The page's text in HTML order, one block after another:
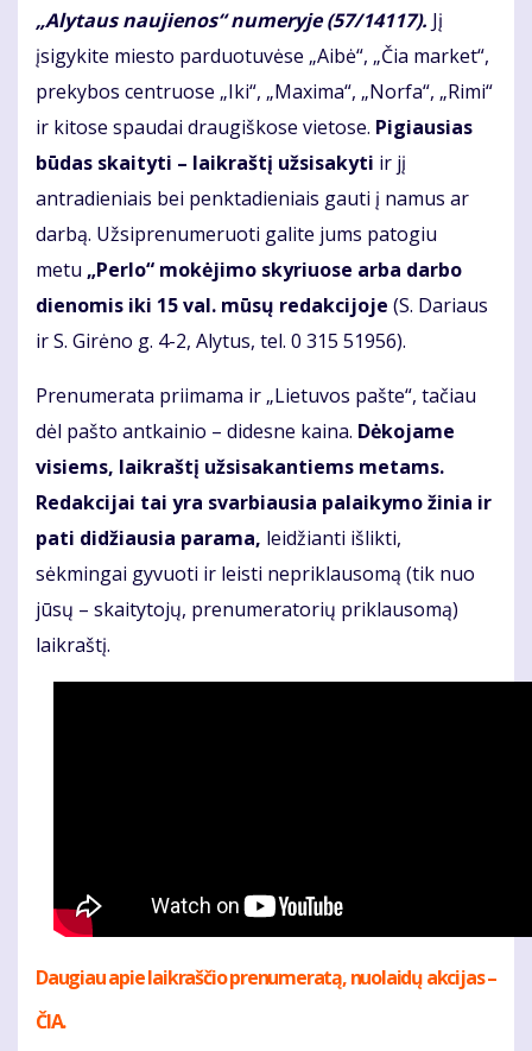
„Alytaus naujienos“ numeryje (57/14117). Jį
įsigykite miesto parduotuvėse „Aibė“, „Čia market“,
prekybos centruose „Iki“, „Maxima“, „Norfa“, „Rimi“
ir kitose spaudai draugiškose vietose. Pigiausias
būdas skaityti – laikraštį užsisakyti ir jį
antradieniais bei penktadieniais gauti į namus ar
darbą. Užsiprenumeruoti galite jums patogiu
metu „Perlo“ mokėjimo skyriuose arba darbo
dienomis iki 15 val. mūsų redakcijoje (S. Dariaus
ir S. Girėno g. 4-2, Alytus, tel. 0 315 51956).
Prenumerata priimama ir „Lietuvos pašte“, tačiau
dėl pašto antkainio – didesne kaina. Dėkojame
visiems, laikraštį užsisakantiems metams.
Redakcijai tai yra svarbiausia palaikymo žinia ir
pati didžiausia parama, leidžianti išlikti,
sėkmingai gyvuoti ir leisti nepriklausomą (tik nuo
jūsų – skaitytojų, prenumeratorių priklausomą)
laikraštį.
Daugiau apie laikraščio prenumeratą, nuolaidų akcijas –
ČIA.